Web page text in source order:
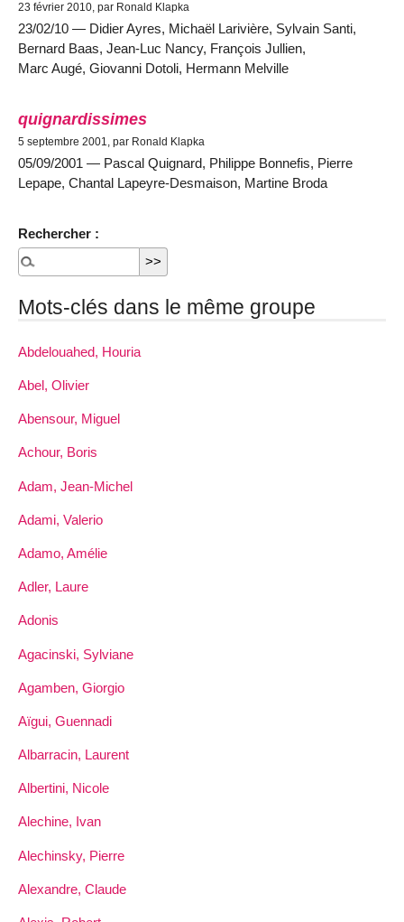
23 février 2010, par Ronald Klapka
23/02/10 — Didier Ayres, Michaël Larivière, Sylvain Santi,
Bernard Baas, Jean-Luc Nancy, François Jullien,
Marc Augé, Giovanni Dotoli, Hermann Melville
quignardissimes
5 septembre 2001, par Ronald Klapka
05/09/2001 — Pascal Quignard, Philippe Bonnefis, Pierre
Lepape, Chantal Lapeyre-Desmaison, Martine Broda
Rechercher :
Mots-clés dans le même groupe
Abdelouahed, Houria
Abel, Olivier
Abensour, Miguel
Achour, Boris
Adam, Jean-Michel
Adami, Valerio
Adamo, Amélie
Adler, Laure
Adonis
Agacinski, Sylviane
Agamben, Giorgio
Aïgui, Guennadi
Albarracin, Laurent
Albertini, Nicole
Alechine, Ivan
Alechinsky, Pierre
Alexandre, Claude